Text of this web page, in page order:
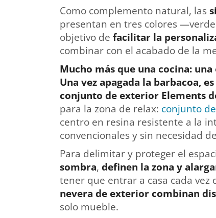
Como complemento natural, las
presentan en tres colores
objetivo de facilitar la
combinar con el acabado de la
Mucho más que una cocina:
Una vez apagada la barbacoa,
conjunto de exterior Elements
para la zona de relax: conjunto
centro en resina resistente a la
convencionales y sin necesidad
Para delimitar y proteger el
sombra, definen la zona y
tener que entrar a casa cada
nevera de exterior combinan
solo mueble.